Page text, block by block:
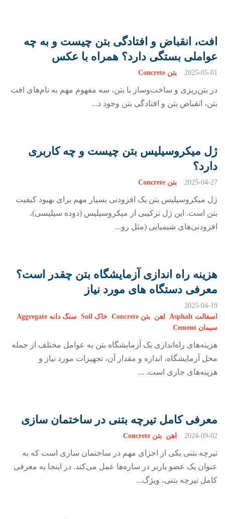
افت، انقباض و افتادگی بتن چیست و به چه
عواملی بستگی دارد؟ همراه با عکس
2025-05-01 بتن Concrete
در بتن‌ریزی و ساخت‌وساز با بتن، سه مفهوم مهم به نام‌های افت
بتن، انقباض بتن و افتادگی بتن وجود د...
ژل میکروسیلیس بتن چیست و چه کاربری
دارد؟
2025-04-27 بتن Concrete
ژل میکروسیلیس بتن یک افزودنی بسیار مهم برای بهبود کیفیت
بتن است. این ژل ترکیبی از میکروسیلیس (دوده سیلیسی)،
افزودنی‌های شیمیایی (مثل رو...
هزینه راه اندازی آزمایشگاه بتن چقدر است؟
معرفی دستگاه های مورد نیاز
2025-04-19
آسفالت Asphalt
اهن بتن Concrete خاک Soil
سنگ دانه Aggregate
سیمان Cement
هزینه‌های راه‌اندازی یک آزمایشگاه بتن به عوامل مختلف از جمله
محل آزمایشگاه، اندازه و مقدار آن، تجهیزات مورد نیاز و
هزینه‌های جاری است. ...
معرفی کامل تیرچه بتنی در ساختمان سازی
2024-09-02 اهن بتن Concrete
تیرچه بتنی یکی از اجزای مهم در ساختمان سازی است که به
عنوان یک عضو باربر در سازه‌ها عمل می‌کند. در اینجا به معرفی
کامل تیرچه بتنی، ویژگ...